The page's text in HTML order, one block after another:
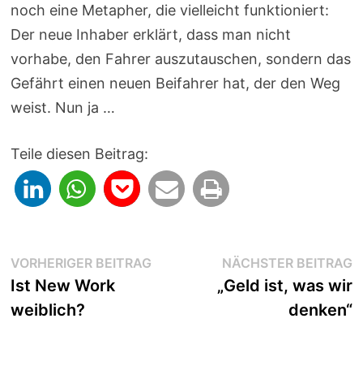
noch eine Metapher, die vielleicht funktioniert:
Der neue Inhaber erklärt, dass man nicht
vorhabe, den Fahrer auszutauschen, sondern das
Gefährt einen neuen Beifahrer hat, der den Weg
weist. Nun ja …
Teile diesen Beitrag:
Beitragsnavigation
VORHERIGER BEITRAG Vorheriger
Ist New Work
weiblich?
NÄCHSTER BEITRAG
„Geld ist, was wir
denken“